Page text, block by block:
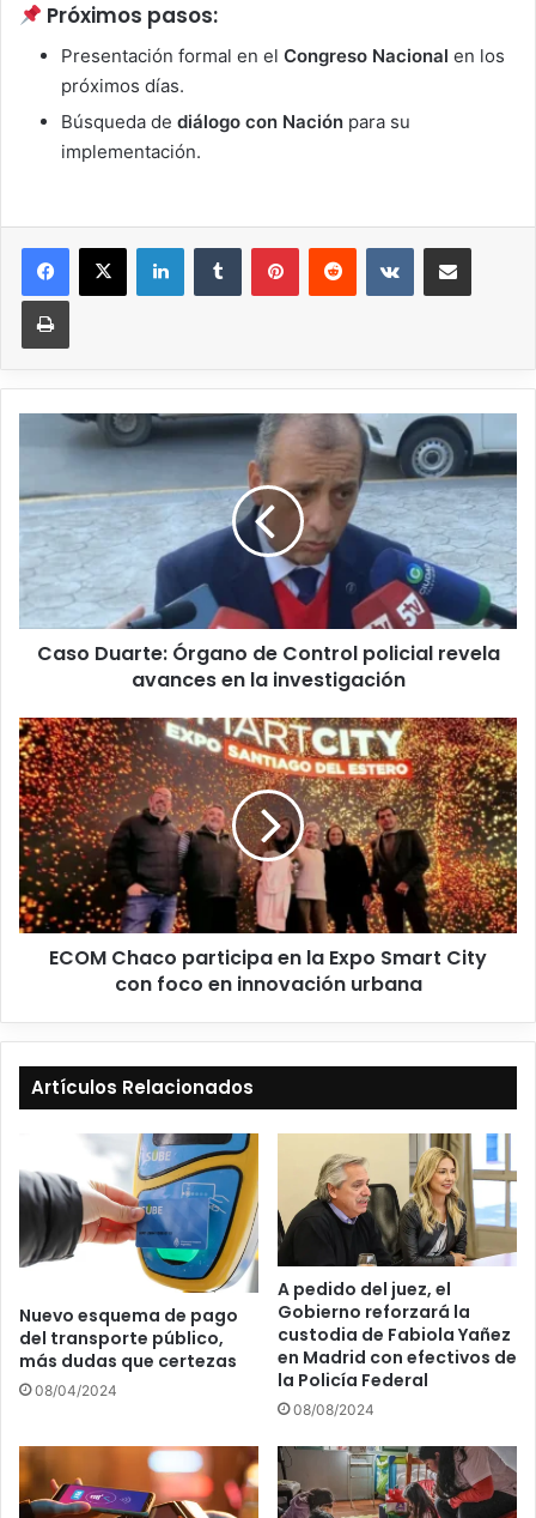
Próximos pasos:
Presentación formal en el Congreso Nacional en los
próximos días.
Búsqueda de diálogo con Nación para su
implementación.
Caso Duarte: Órgano de Control policial revela
avances en la investigación
ECOM Chaco participa en la Expo Smart City
con foco en innovación urbana
Artículos Relacionados
Nuevo esquema de pago
del transporte público,
más dudas que certezas
08/04/2024
A pedido del juez, el
Gobierno reforzará la
custodia de Fabiola Yañez
en Madrid con efectivos de
la Policía Federal
08/08/2024